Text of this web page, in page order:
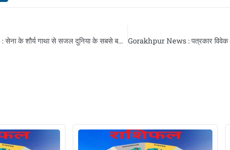
World Book Fair 2026 : सेना के शौर्य गाथा से सजल दुनिया के सबसे बड़ किताब मेला के आज सबेरे 11 बजे से होई आगाज